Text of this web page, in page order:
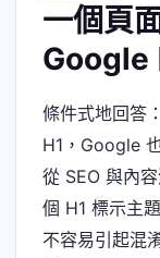
一個頁
Google
條件式地回答
H1，Google
從 SEO 與內
個 H1 標示主
不容易引起混